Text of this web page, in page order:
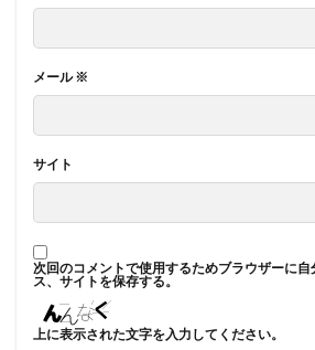
メール※
サイト
次回のコメントで使用するためブラウザーに
ス、サイトを保存する。
上に表示された文字を入力してください。